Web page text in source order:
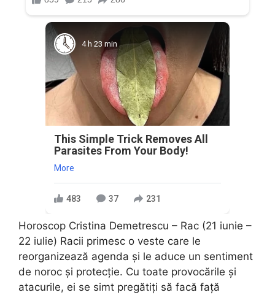
4 h 23 min
This Simple Trick Removes All
Parasites From Your Body!
More
483 37 231
Horoscop Cristina Demetrescu – Rac (21 iunie –
22 iulie) Racii primesc o veste care le
reorganizează agenda și le aduce un sentiment
de noroc și protecție. Cu toate provocările și
atacurile, ei se simt pregătiți să facă față